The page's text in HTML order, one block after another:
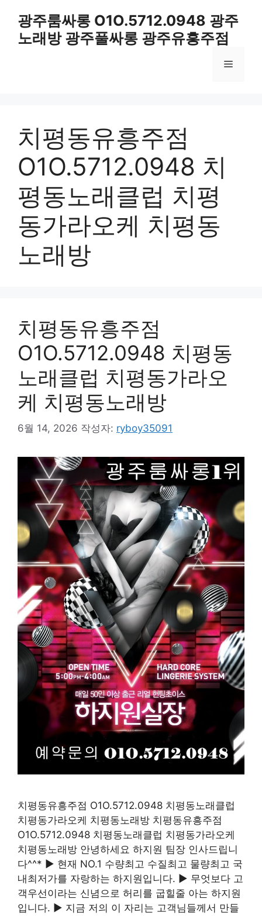
광주룸싸롱 O1O.5712.0948 광주
노래방 광주풀싸롱 광주유흥주점
메
치평동유흥주점
O1O.5712.0948 치
평동노래클럽 치평
동가라오케 치평동
노래방
치평동유흥주점
O1O.5712.0948 치평동
노래클럽 치평동가라오
케 치평동노래방
6월 14, 2026 작성자: ryboy35091
치평동유흥주점 O1O.5712.0948 치평동노래클럽
치평동가라오케 치평동노래방 치평동유흥주점
O1O.5712.0948 치평동노래클럽 치평동가라오케
치평동노래방 안녕하세요 하지원 팀장 인사드립니
다^^* ▶ 현재 NO.1 수량최고 수질최고 물량최고 국
내최저가를 자랑하는 하지원입니다. ▶ 무엇보다 고
객우선이라는 신념으로 허리를 굽힐줄 아는 하지원
입니다. ▶ 지금 저의 이 자리는 고객님들께서 만들